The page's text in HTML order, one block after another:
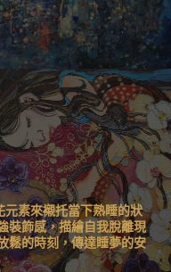
素來襯托當下熟睡的狀
裝飾感，描繪自我脫離現
鬆的時刻，傳達睡夢的安